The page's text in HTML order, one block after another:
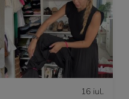
16 iul.